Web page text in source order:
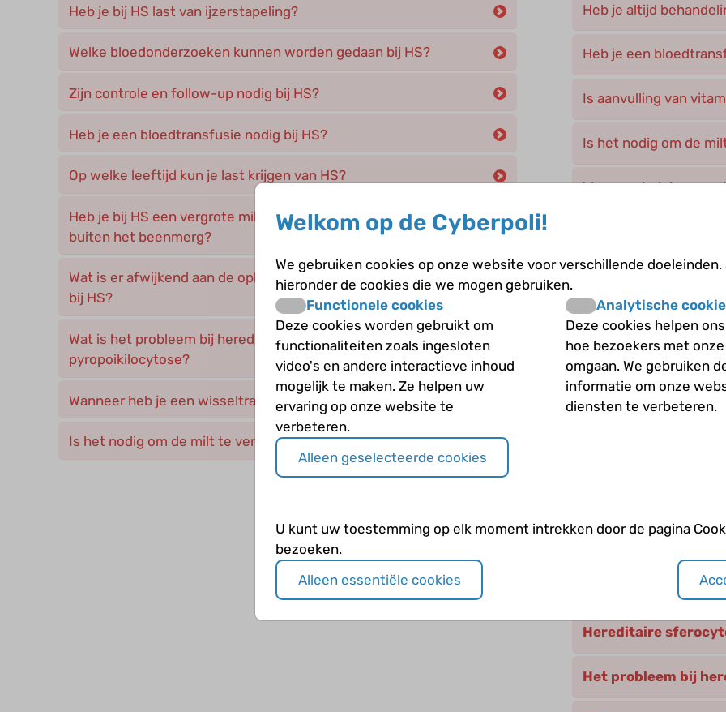
Heb je bij HS last van ijzerstapeling?
Welke bloedonderzoeken kunnen worden gedaan bij HS?
Zijn controle en follow-up nodig bij HS?
Heb je een bloedtransfusie nodig bij HS?
Op welke leeftijd kun je last krijgen van HS?
Heb je bij HS een vergrote milt en aanmaak van rode bloedcellen
buiten het beenmerg?
Wat is er afwijkend aan de opbouw en vorm van de rode bloedcel
bij HS?
Wat is het probleem bij hereditaire elliptocytose en hereditaire
pyropoikilocytose?
Wanneer heb je een wisseltransfusie nodig bij HS?
Is het nodig om de milt te verwijderen bij HS?
Heb je altijd
Heb je een
Is aanvulling van
Is het nodig om de
Wanneer heb je een
Wanneer heb je
Wanneer wordt je
Wat kun je doen om
Zijn controle en
De normale rode
Hereditaire
Het probleem bij
Welkom op de Cyberpoli!
We gebruiken cookies op onze website voor verschillende
hieronder de cookies die we mogen gebruiken.
Functionele cookies
Deze cookies worden gebruikt om
functionaliteiten zoals ingesloten
video's en andere interactieve inhoud
mogelijk te maken. Ze helpen uw
ervaring op onze website te
verbeteren.
Analytische
Deze cookies helpen
hoe bezoekers met
omgaan. We gebruiken
informatie om onze
diensten te verbeteren.
Alleen geselecteerde cookies
U kunt uw toestemming op elk moment intrekken door de pagina
bezoeken.
Alleen essentiële cookies